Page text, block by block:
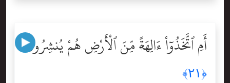
أَمِ ٱتَّخَذُوٓاْ ءَالِهَةًۭ مِّنَ ٱلْأَرْضِ هُمْ يُنشِرُونَ
﴿٢١﴾